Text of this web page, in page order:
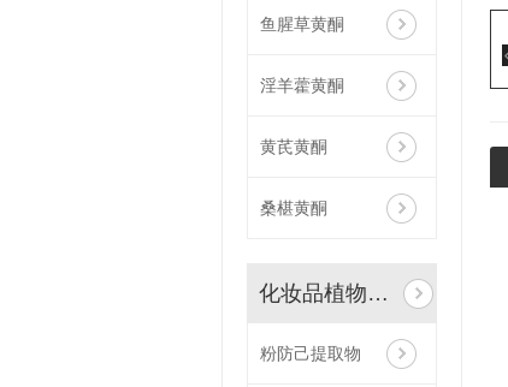
鱼腥草黄酮
淫羊藿黄酮
黄芪黄酮
桑椹黄酮
化妆品植物原料
粉防己提取物